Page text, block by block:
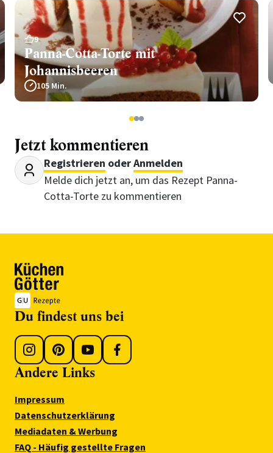
9
Panna-Cotta-Torte mit
Johannisbeeren
105 Min.
123
Jetzt kommentieren
Registrieren oderAnmelden
Melde dich jetzt an, um das Rezept Panna-
Cotta-Torte zu kommentieren
Du findest uns bei
Andere Links
Impressum
Datenschutzerklärung
Mediadaten & Werbung
FAQ - Häufig gestellte Fragen